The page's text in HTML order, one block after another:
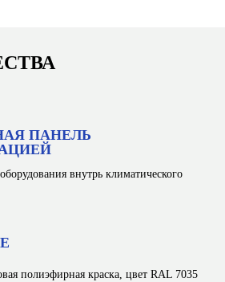
ПАНЕЛЬ
внутрь климатического
полиэфирная краска, цвет RAL 7035